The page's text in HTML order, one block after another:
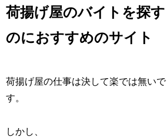
荷揚げ屋のバイトを探す
のにおすすめのサイト
荷揚げ屋の仕事は決して楽では無いで
す。
しかし、